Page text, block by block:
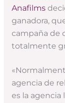
Anafilms
ganadora,
campaña de
totalmente
agencia de
es la agencia